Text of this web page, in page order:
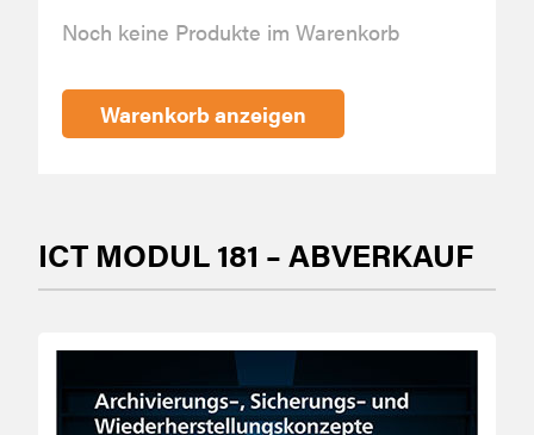
ICT MODUL 181 – ABVERKAUF
Noch keine Produkte im Warenkorb
Warenkorb anzeigen